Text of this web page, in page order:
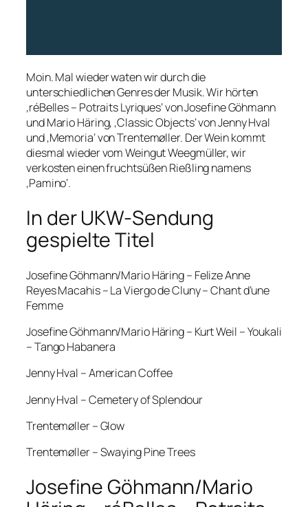
Moin. Mal wieder waten wir durch die
unterschiedlichen Genres der Musik. Wir hörten
‚réBelles – Potraits Lyriques‘ von Josefine Göhmann
und Mario Häring, ‚Classic Objects‘ von Jenny Hval
und ‚Memoria‘ von Trentemøller. Der Wein kommt
diesmal wieder vom Weingut Weegmüller, wir
verkosten einen fruchtsüßen Rießling namens
‚Pamino‘.
In der UKW-Sendung
gespielte Titel
Josefine Göhmann/Mario Häring – Felize Anne
Reyes Macahis – La Viergo de Cluny – Chant d’une
Femme
Josefine Göhmann/Mario Häring – Kurt Weil – Youkali
– Tango Habanera
Jenny Hval – American Coffee
Jenny Hval – Cemetery of Splendour
Trentemøller – Glow
Trentemøller – Swaying Pine Trees
Josefine Göhmann/Mario